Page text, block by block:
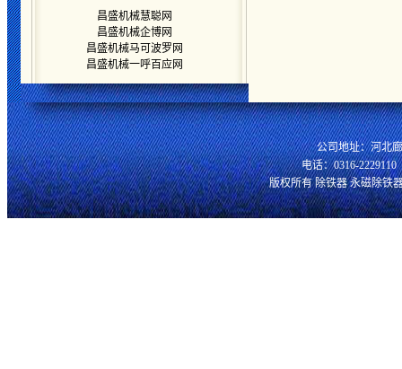
昌盛机械慧聪网
昌盛机械企博网
昌盛机械马可波罗网
昌盛机械一呼百应网
公司地址：河北
电话：0316-2229110
版权所有 除铁器 永磁除铁